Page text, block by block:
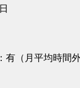
有（月平均時間